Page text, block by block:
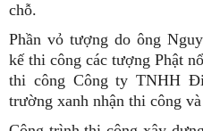
chỗ.
Phần vỏ tượng do ông
kế thi công các tượng Phật
thi công Công ty TNHH
trường xanh nhận thi công